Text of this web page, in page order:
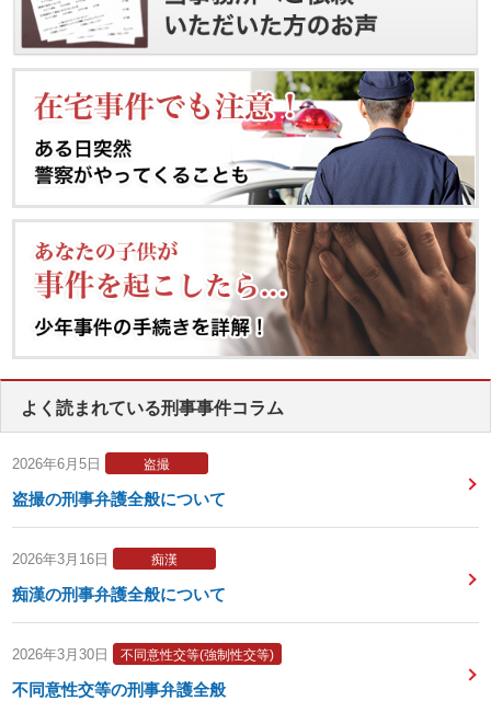
よく読まれている刑事事件コラム
2026年6月5日 盗撮
盗撮の刑事弁護全般について
2026年3月16日 痴漢
痴漢の刑事弁護全般について
2026年3月30日 不同意性交等(強制性交等)
不同意性交等の刑事弁護全般